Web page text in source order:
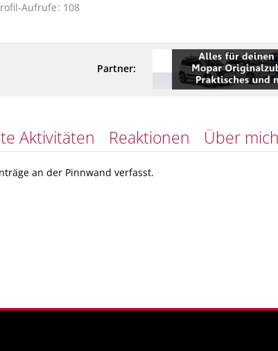
Aufrufe 108
Partner:
Aktivitäten Reaktionen Über mich
an der Pinnwand verfasst.